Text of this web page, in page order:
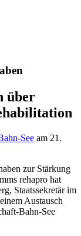
über
See am 21.
zur Stärkung
rehapro hat
Staatssekretär im
Austausch
Bahn-See